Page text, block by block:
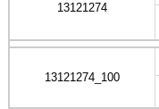
13121274
13121274_100